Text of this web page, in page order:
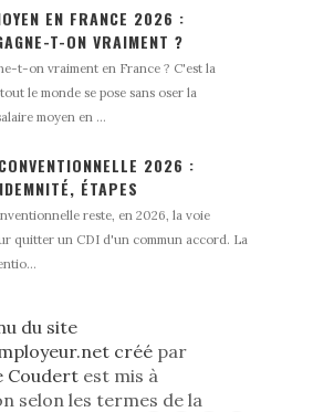
EN FRANCE 2026 :
T-ON VRAIMENT ?
t-on vraiment en France ? C'est la
le monde se pose sans oser la
moyen en ...
2026 :
ÉTAPES
reste, en 2026, la voie
quitter un CDI d'un commun accord. La
du site
créé par
Coudert est mis à
selon les termes de la